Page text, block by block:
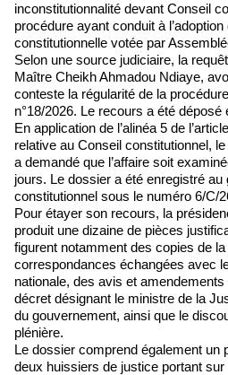
inconstitutionnalité devant Conseil
procédure ayant conduit à
constitutionnelle votée par
Selon une source judiciaire, la
Maître Cheikh Ahmadou Ndiaye,
conteste la régularité de la
n°18/2026. Le recours a été déposé
En application de l’alinéa 5 de
relative au Conseil constitutionnel,
a demandé que l’affaire soit
jours. Le dossier a été enregistré au
constitutionnel sous le numéro 6/C/
Pour étayer son recours, la
produit une dizaine de pièces
figurent notamment des copies de
correspondances échangées avec
nationale, des avis et
décret désignant le ministre de la
du gouvernement, ainsi que le
plénière.
Le dossier comprend également un
deux huissiers de justice portant